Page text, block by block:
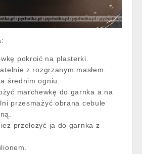
pokroić na plasterki.
z rozgrzanym masłem.
średnim ogniu.
marchewkę do garnka a na
przesmażyć obrana cebule
przełożyć ja do garnka z